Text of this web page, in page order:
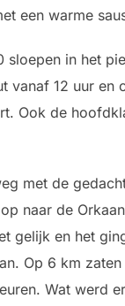
een warme
in het
vanaf 12 uur
Ook de
met de
naar de
gelijk en het
Op 6 km
Wat werd